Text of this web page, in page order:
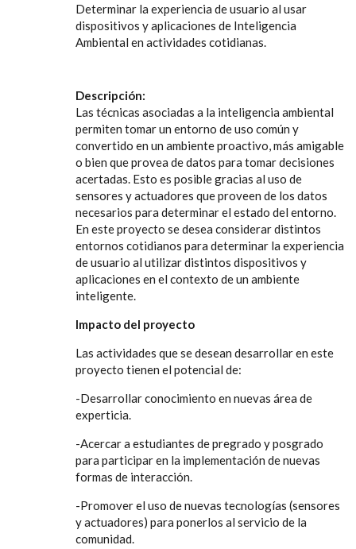
Determinar la experiencia de usuario al usar
dispositivos y aplicaciones de Inteligencia
Ambiental en actividades cotidianas.
Descripción:
Las técnicas asociadas a la inteligencia ambiental
permiten tomar un entorno de uso común y
convertido en un ambiente proactivo, más amigable
o bien que provea de datos para tomar decisiones
acertadas. Esto es posible gracias al uso de
sensores y actuadores que proveen de los datos
necesarios para determinar el estado del entorno.
En este proyecto se desea considerar distintos
entornos cotidianos para determinar la experiencia
de usuario al utilizar distintos dispositivos y
aplicaciones en el contexto de un ambiente
inteligente.
Impacto del proyecto
Las actividades que se desean desarrollar en este
proyecto tienen el potencial de:
-Desarrollar conocimiento en nuevas área de
experticia.
-Acercar a estudiantes de pregrado y posgrado
para participar en la implementación de nuevas
formas de interacción.
-Promover el uso de nuevas tecnologías (sensores
y actuadores) para ponerlos al servicio de la
comunidad.